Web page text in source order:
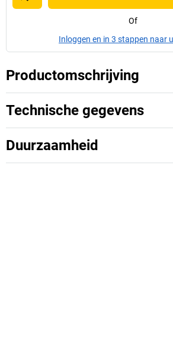
Of
Inloggen en in 3 stappen naar
Productomschrijving
Technische gegevens
Duurzaamheid